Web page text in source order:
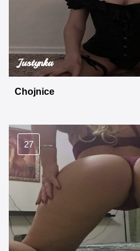
Justynka
Chojnice
27